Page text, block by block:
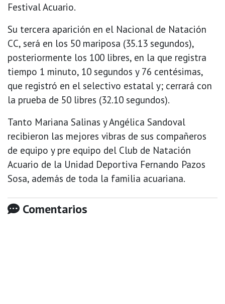
Festival Acuario.
Su tercera aparición en el Nacional de Natación
CC, será en los 50 mariposa (35.13 segundos),
posteriormente los 100 libres, en la que registra
tiempo 1 minuto, 10 segundos y 76 centésimas,
que registró en el selectivo estatal y; cerrará con
la prueba de 50 libres (32.10 segundos).
Tanto Mariana Salinas y Angélica Sandoval
recibieron las mejores vibras de sus compañeros
de equipo y pre equipo del Club de Natación
Acuario de la Unidad Deportiva Fernando Pazos
Sosa, además de toda la familia acuariana.
Comentarios